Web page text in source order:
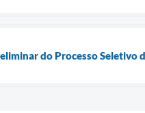
do Processo Seletivo